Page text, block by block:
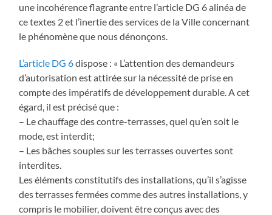
une incohérence flagrante entre l’article DG 6 alinéa de
ce textes 2 et l’inertie des services de la Ville concernant
le phénomène que nous dénonçons.
L’article DG 6dispose : « L’attention des demandeurs
d’autorisation est attirée sur la nécessité de prise en
compte des impératifs de développement durable. A cet
égard, il est précisé que :
– Le chauffage des contre-terrasses, quel qu’en soit le
mode, est interdit;
– Les bâches souples sur les terrasses ouvertes sont
interdites.
Les éléments constitutifs des installations, qu’il s’agisse
des terrasses fermées comme des autres installations, y
compris le mobilier, doivent être conçus avec des